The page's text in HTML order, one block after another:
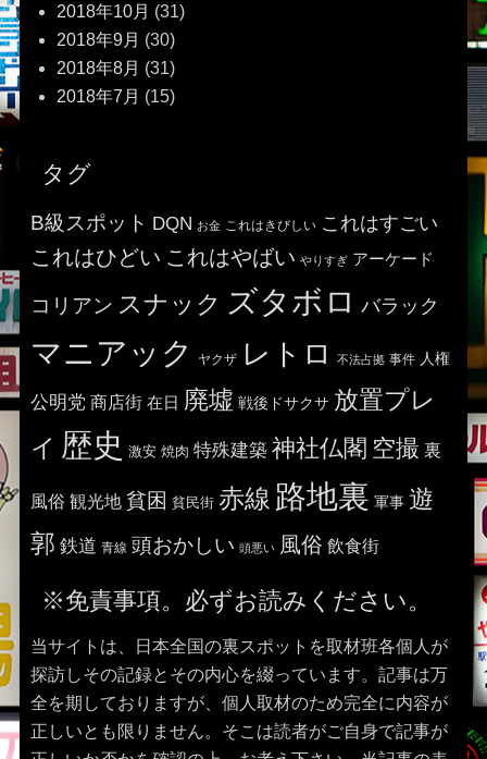
2018年10月 (31)
2018年9月 (30)
2018年8月 (31)
2018年7月 (15)
タグ
B級スポット DQN お金 これはきびしい これはすごい
これはひどい これはやばい やりすぎ アーケード
コリアン スナック ズタボロ バラック
マニアック ヤクザ レトロ 不法占拠 事件 人権
公明党 商店街 在日 廃墟 戦後ドサクサ 放置プレ
イ 歴史 激安 焼肉 特殊建築 神社仏閣 空撮 裏
風俗 観光地 貧困 貧民街 赤線 路地裏 軍事 遊
郭 鉄道 青線 頭おかしい 頭悪い 風俗 飲食街
※免責事項。必ずお読みください。
当サイトは、日本全国の裏スポットを取材班各個人が
探訪しその記録とその内心を綴っています。記事は万
全を期しておりますが、個人取材のため完全に内容が
正しいとも限りません。そこは読者がご自身で記事が